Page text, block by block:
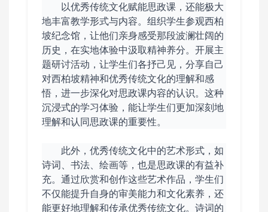
以优秀传统文化赋能思政课，还能极大
地丰富教学形式与内容。组织学生参观西柏
坡纪念馆，让他们亲身感受那段波澜壮阔的
历史，在实地体验中汲取精神养分。开展主
题研讨活动，让学生们各抒己见，分享自己
对西柏坡精神和优秀传统文化的理解和感
悟，进一步深化对思政课内容的认识。这种
沉浸式的学习体验，能让学生们更加深刻地
理解和认同思政课的重要性。
此外，优秀传统文化中的艺术形式，如
诗词、书法、绘画等，也是思政课的有益补
充。通过欣赏和创作这些艺术作品，学生们
不仅能提升自身的审美能力和文化素养，还
能更好地理解和传承优秀传统文化。诗词的